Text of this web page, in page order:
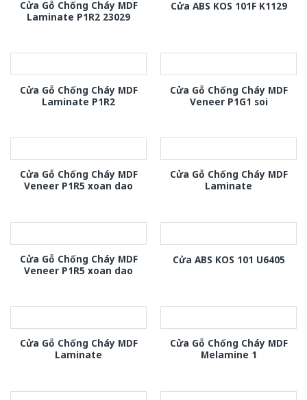
Cửa Gỗ Chống Cháy MDF
Laminate P1R2 23029
Cửa ABS KOS 101F K1129
Cửa Gỗ Chống Cháy MDF
Laminate P1R2
Cửa Gỗ Chống Cháy MDF
Veneer P1G1 soi
Cửa Gỗ Chống Cháy MDF
Veneer P1R5 xoan dao
Cửa Gỗ Chống Cháy MDF
Laminate
Cửa Gỗ Chống Cháy MDF
Veneer P1R5 xoan dao
Cửa ABS KOS 101 U6405
Cửa Gỗ Chống Cháy MDF
Laminate
Cửa Gỗ Chống Cháy MDF
Melamine 1